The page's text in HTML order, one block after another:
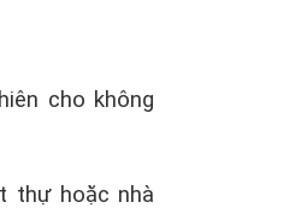
cho không
thự hoặc nhà